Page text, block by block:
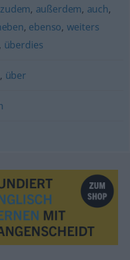
zudem, außerdem, auch,
, ebenso, weiters
, überdies
, über